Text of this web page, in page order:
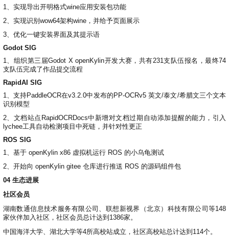
1、实现导出开明格式wine应用安装包功能
2、实现识别wow64架构wine，并给予页面展示
3、优化一键安装界面及其提示语
Godot SIG
1、组织第三届Godot X openKylin开发大赛，共有231支队伍报名，最终74
支队伍完成了作品提交流程
RapidAI SIG
1、支持PaddleOCR在v3.2.0中发布的PP-OCRv5 英文/泰文/希腊文三个文本
识别模型
2、文档站点RapidOCRDocs中新增对文档过期自动添加提醒的能力，引入
lychee工具自动检测项目中死链，并针对性更正
ROS SIG
1、基于 openKylin x86 虚拟机运行 ROS 的小乌龟测试
2、开始向 openKylin gitee 仓库进行推送 ROS 的源码组件包
04 生态进展
社区会员
湖南数通信息技术服务有限公司、联想新视界（北京）科技有限公司等148
家伙伴加入社区，社区会员总计达到1386家。
中国海洋大学、湖北大学等4所高校站成立，社区高校站总计达到114个。